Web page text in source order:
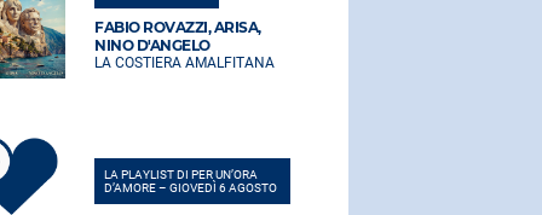
FABIO ROVAZZI, ARISA,
NINO D'ANGELO
LA COSTIERA AMALFITANA
LA PLAYLIST DI PER UN’ORA
D’AMORE – GIOVEDÌ 6 AGOSTO